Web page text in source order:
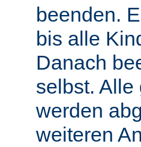
beenden.
bis alle
Danach
selbst. Alle
werden
weiteren